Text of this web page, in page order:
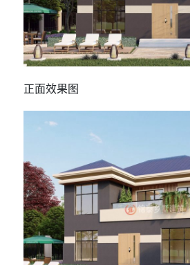
正面效果图